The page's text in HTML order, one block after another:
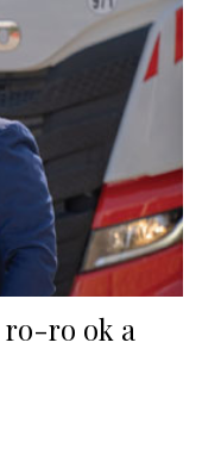
ro-ro ok a